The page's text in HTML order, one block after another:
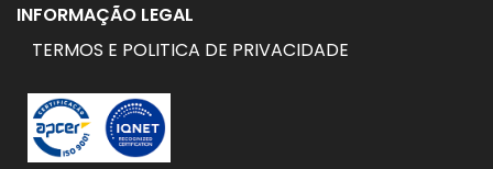
INFORMAÇÃO LEGAL
TERMOS E POLITICA DE PRIVACIDADE